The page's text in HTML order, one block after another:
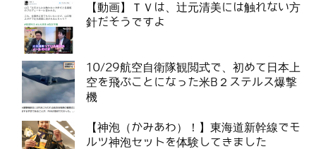
【動画】ＴＶは、辻元清美には触れない方
針だそうですよ
10/29航空自衛隊観閲式で、初めて日本上
空を飛ぶことになった米B２ステルス爆撃
機
【神泡（かみあわ）！】東海道新幹線でモ
ルツ神泡セットを体験してきました